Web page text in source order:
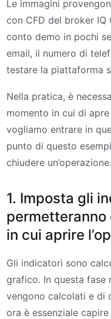
Le immagini
con CFD del broker IQ
conto demo in pochi
email, il numero di
testare la piattaforma
Nella pratica, è
momento in cui di
vogliamo entrare in
punto di questo
chiudere un’operazione.
1. Imposta gli
in cui aprire
Gli indicatori sono
grafico. In questa fase
vengono calcolati e di
ora è essenziale